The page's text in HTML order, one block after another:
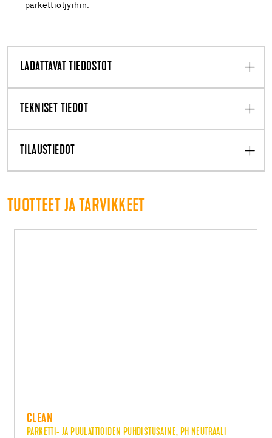
parkettiöljyihin.
LADATTAVAT TIEDOSTOT
TEKNISET TIEDOT
TILAUSTIEDOT
TUOTTEET JA TARVIKKEET
CLEAN
PARKETTI- JA PUULATTIOIDEN PUHDISTUSAINE, PH NEUTRAALI